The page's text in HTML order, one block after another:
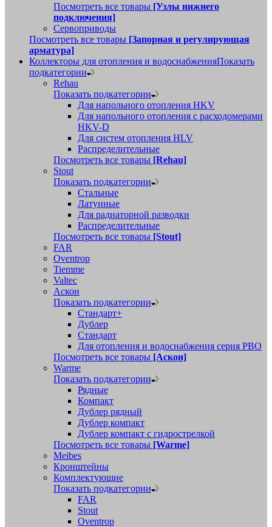
Посмотреть все товары [Узлы нижнего
подключения]
Сервоприводы
Посмотреть все товары [Запорная и регулирующая
арматура]
Коллекторы для отопления и водоснабженияПоказать
подкатегории
Rehau
Показать подкатегории
Для напольного отопления HKV
Для напольного отопления с расходомерами
HKV-D
Для систем отопления HLV
Распределительные
Посмотреть все товары [Rehau]
Stout
Показать подкатегории
Стальные
Латунные
Для радиаторной разводки
Распределительные
Посмотреть все товары [Stout]
FAR
Oventrop
Tiemme
Valtec
Аскон
Показать подкатегории
Стандарт+
Дублер
Стандарт
Для отопления и водоснабжения серия РВО
Посмотреть все товары [Аскон]
Warme
Показать подкатегории
Рядные
Компакт
Дублер рядный
Дублер компакт
Дублер компакт с гидрострелкой
Посмотреть все товары [Warme]
Meibes
Кронштейны
Комплектующие
Показать подкатегории
FAR
Stout
Oventrop